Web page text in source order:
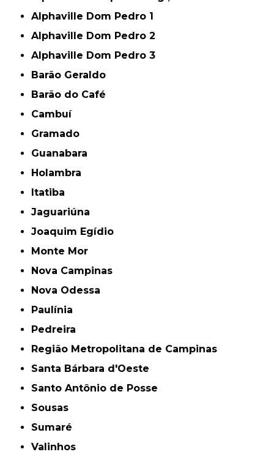
Alphaville Dom Pedro 1
Alphaville Dom Pedro 2
Alphaville Dom Pedro 3
Barão Geraldo
Barão do Café
Cambuí
Gramado
Guanabara
Holambra
Itatiba
Jaguariúna
Joaquim Egídio
Monte Mor
Nova Campinas
Nova Odessa
Paulínia
Pedreira
Região Metropolitana de Campinas
Santa Bárbara d'Oeste
Santo Antônio de Posse
Sousas
Sumaré
Valinhos